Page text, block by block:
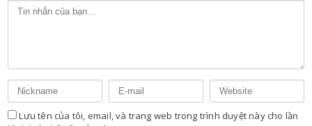
Lưu tên của tôi, email, và trang web trong trình duyệt này cho lần